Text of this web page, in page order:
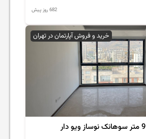
682 روز پیش
خرید و فروش آپارتمان در تهران